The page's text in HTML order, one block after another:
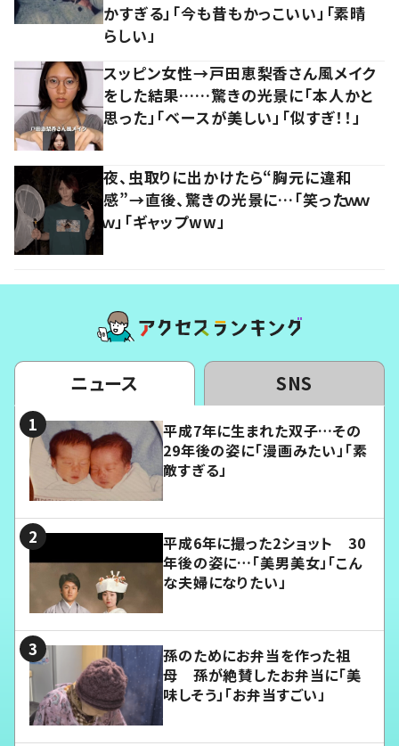
かすぎる」「今も昔もかっこいい」「素晴
らしい」
スッピン女性→戸田恵梨香さん風メイク
をした結果……驚きの光景に「本人かと
思った」「ベースが美しい」「似すぎ！！」
夜、虫取りに出かけたら“胸元に違和
感”→直後、驚きの光景に…「笑ったｗｗ
ｗ」「ギャップww」
ニュース SNS
平成7年に生まれた双子…その
29年後の姿に「漫画みたい」「素
敵すぎる」
平成6年に撮った2ショット 30
年後の姿に…「美男美女」「こん
な夫婦になりたい」
孫のためにお弁当を作った祖
母 孫が絶賛したお弁当に「美
味しそう」「お弁当すごい」